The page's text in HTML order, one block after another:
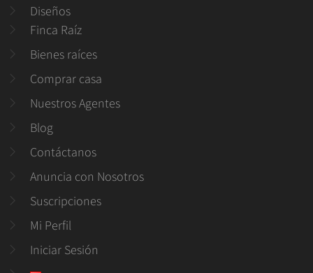
Diseños
Finca Raíz
Bienes raíces
Comprar casa
Nuestros Agentes
Blog
Contáctanos
Anuncia con Nosotros
Suscripciones
Mi Perfil
Iniciar Sesión